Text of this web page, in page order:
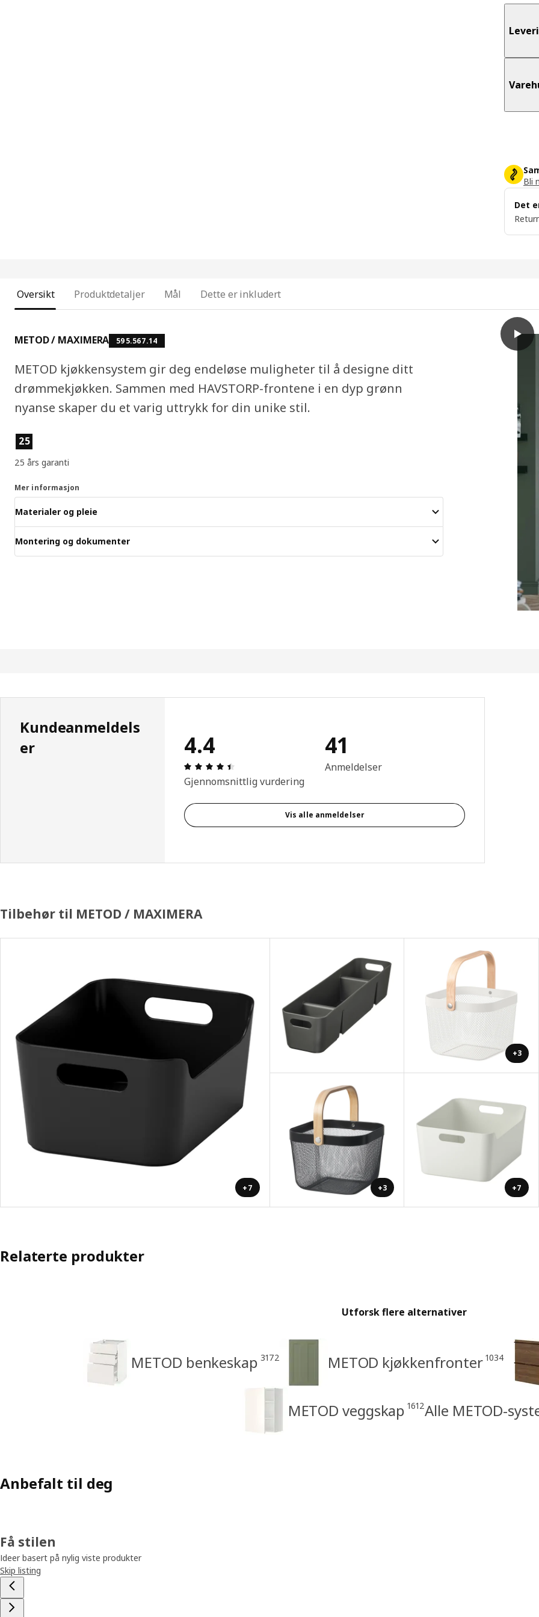
Bli
Det
Oversikt Produktdetaljer Mål Dette er inkludert
METOD / MAXIMERA 595.567.14
METOD kjøkkensystem gir deg endeløse muligheter til å designe ditt
drømmekjøkken. Sammen med HAVSTORP-frontene i en dyp grønn
nyanse skaper du et varig uttrykk for din unike stil.
Produktfunksjoner
25
25 års garanti
Mer informasjon
Materialer og pleie
Montering og dokumenter
play
Kundeanmeldels
er
4.4
Produktomtale: 4.4 ingen kundevurdering 5 stjerner. Totalt antall
Gjennomsnittlig vurdering
41
Anmeldelser
Vis alle anmeldelser
Tilbehør til METOD / MAXIMERA
+7
+3
+3 +7
Relaterte produkter
Utforsk flere alternativer
METOD benkeskap 3172 METOD kjøkkenfronter 1034
METOD veggskap 1612Alle METOD-
Anbefalt til deg
Få stilen
Ideer basert på nylig viste produkter
Skip listing